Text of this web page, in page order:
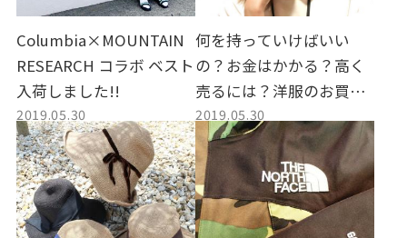
Columbia×MOUNTAIN
RESEARCH コラボ ベスト
入荷しました!!
2019.05.30
何を持っていけばいい
の？お金はかかる？高く
売るには？洋服のお買取
の気になるアレコレ！！
2019.05.30